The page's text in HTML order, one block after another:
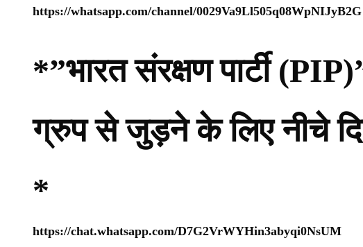
https://whatsapp.com/channel/0029Va9Ll505q08WpNIJyB2G
*”भारत संरक्षण पार्टी
ग्रुप से जुड़ने के लिए नीचे
*
https://chat.whatsapp.com/D7G2VrWYHin3abyqi0NsUM